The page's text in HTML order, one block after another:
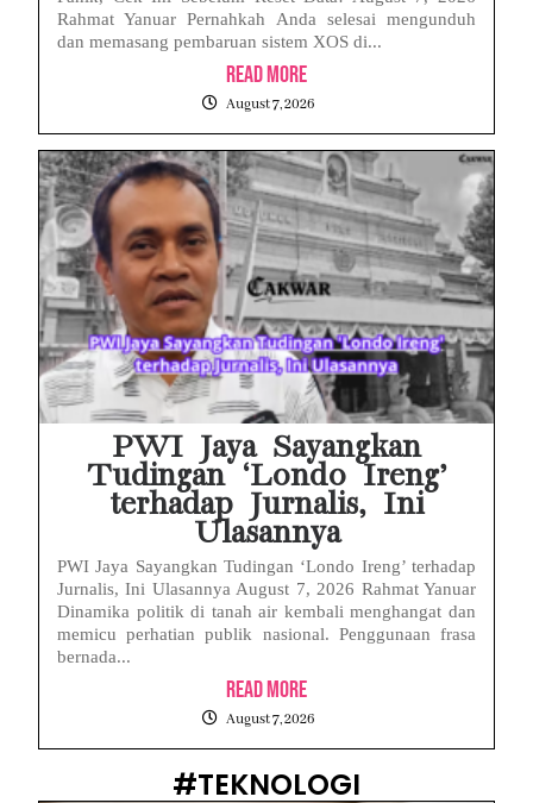
Rahmat Yanuar Pernahkah Anda selesai mengunduh
dan memasang pembaruan sistem XOS di...
Read More
August 7, 2026
PWI Jaya Sayangkan
Tudingan ‘Londo Ireng’
terhadap Jurnalis, Ini
Ulasannya
PWI Jaya Sayangkan Tudingan ‘Londo Ireng’ terhadap
Jurnalis, Ini Ulasannya August 7, 2026 Rahmat Yanuar
Dinamika politik di tanah air kembali menghangat dan
memicu perhatian publik nasional. Penggunaan frasa
bernada...
Read More
August 7, 2026
#TEKNOLOGI